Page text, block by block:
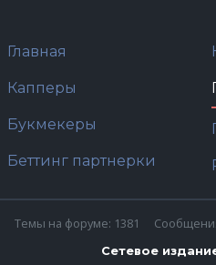
Главная
Капперы
Букмекеры
Беттинг партнерки
Сетевое
Темы на форуме: 1381